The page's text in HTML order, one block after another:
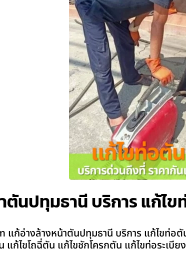
ตันปทุมธานี บริการ แก้ไ
ก้อ่างล้างหน้าตันปทุมธานี บริการ แก้ไขท่อ
ก้ไขโถฉี่ตัน แก้ไขชักโครกตัน แก้ไขท่อระเบีย